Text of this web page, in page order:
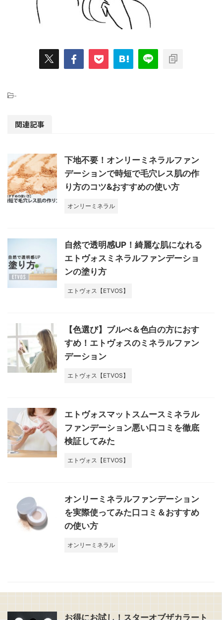
-
関連記事
下地不要！オンリーミネラルファン
デーションで時短で毛穴レス肌の作
り方のコツ&おすすめの使い方
オンリーミネラル
自然で透明感UP！綺麗な肌になれる
エトヴォスミネラルファンデーショ
ンの塗り方
エトヴォス【ETVOS】
【色選び】ブルべ＆色白の方におす
すめ！エトヴォスのミネラルファン
デーション
エトヴォス【ETVOS】
エトヴォスマットスムースミネラル
ファンデーション悪い口コミを徹底
検証してみた
エトヴォス【ETVOS】
オンリーミネラルファンデーション
を実際使ってみた口コミ＆おすすめ
の使い方
オンリーミネラル
お得にお試し！スターオブザカラート